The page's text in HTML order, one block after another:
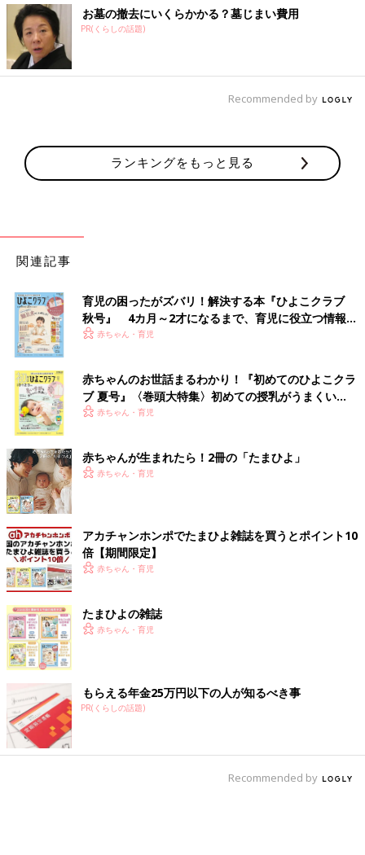
お墓の撤去にいくらかかる？墓じまい費用
PR(くらしの話題)
Recommended by
ランキングをもっと見る
関連記事
育児の困ったがズバリ！解決する本『ひよこクラブ
秋号』 4カ月～2才になるまで、育児に役立つ情報が
いっぱい！
赤ちゃん・育児
赤ちゃんのお世話まるわかり！『初めてのひよこクラ
ブ 夏号』〈巻頭大特集〉初めての授乳がうまくい
く！ おっぱい・ミルクの基本と夏のトラブル 解決テ
赤ちゃん・育児
赤ちゃんが生まれたら！2冊の「たまひよ」
赤ちゃん・育児
アカチャンホンポでたまひよ雑誌を買うとポイント10
倍【期間限定】
赤ちゃん・育児
たまひよの雑誌
赤ちゃん・育児
もらえる年金25万円以下の人が知るべき事
PR(くらしの話題)
Recommended by